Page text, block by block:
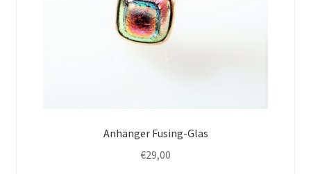
Anhänger Fusing-Glas
€29,00